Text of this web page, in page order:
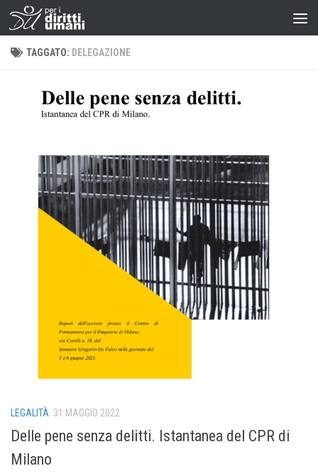
TAGGATO: DELEGAZIONE
LEGALITÀ 31 MAGGIO 2022
Delle pene senza delitti. Istantanea del CPR di
Milano